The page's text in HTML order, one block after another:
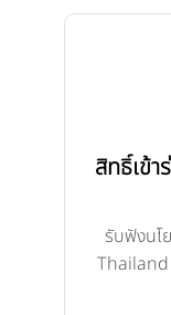
สิทธิ์เข้
รับฟังนโ